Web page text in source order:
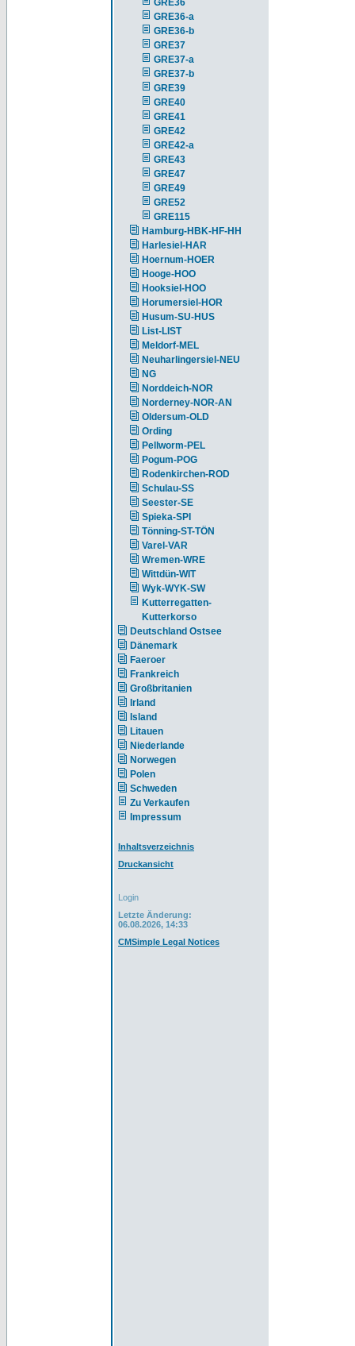
GRE36
GRE36-a
GRE36-b
GRE37
GRE37-a
GRE37-b
GRE39
GRE40
GRE41
GRE42
GRE42-a
GRE43
GRE47
GRE49
GRE52
GRE115
Hamburg-HBK-HF-HH
Harlesiel-HAR
Hoernum-HOER
Hooge-HOO
Hooksiel-HOO
Horumersiel-HOR
Husum-SU-HUS
List-LIST
Meldorf-MEL
Neuharlingersiel-NEU
NG
Norddeich-NOR
Norderney-NOR-AN
Oldersum-OLD
Ording
Pellworm-PEL
Pogum-POG
Rodenkirchen-ROD
Schulau-SS
Seester-SE
Spieka-SPI
Tönning-ST-TÖN
Varel-VAR
Wremen-WRE
Wittdün-WIT
Wyk-WYK-SW
Kutterregatten-
Kutterkorso
Deutschland Ostsee
Dänemark
Faeroer
Frankreich
Großbritanien
Irland
Island
Litauen
Niederlande
Norwegen
Polen
Schweden
Zu Verkaufen
Impressum
Inhaltsverzeichnis
Druckansicht
Login
Letzte Änderung:
06.08.2026, 14:33
CMSimple Legal Notices